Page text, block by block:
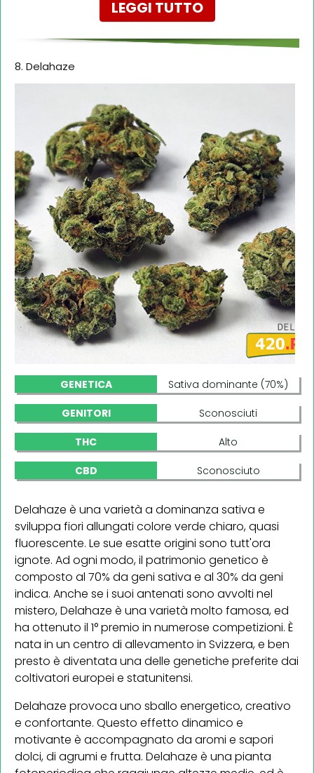
LEGGI TUTTO
8. Delahaze
GENETICA Sativa dominante (70%)
GENITORI Sconosciuti
THC Alto
CBD Sconosciuto
Delahaze è una varietà a dominanza sativa e
sviluppa fiori allungati colore verde chiaro, quasi
fluorescente. Le sue esatte origini sono tutt'ora
ignote. Ad ogni modo, il patrimonio genetico è
composto al 70% da geni sativa e al 30% da geni
indica. Anche se i suoi antenati sono avvolti nel
mistero, Delahaze è una varietà molto famosa, ed
ha ottenuto il 1° premio in numerose competizioni. È
nata in un centro di allevamento in Svizzera, e ben
presto è diventata una delle genetiche preferite dai
coltivatori europei e statunitensi.
Delahaze provoca uno sballo energetico, creativo
e confortante. Questo effetto dinamico e
motivante è accompagnato da aromi e sapori
dolci, di agrumi e frutta. Delahaze è una pianta